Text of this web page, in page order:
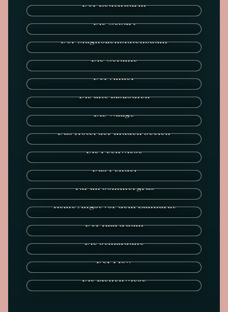
Der Leuchtturm
Die Geburt
Der Magnolienblütenbaum
Die Gefühle
Der Anker
Die alte Bibliothek
Die Waage
Das Hotel der müden Seelen
Die Feenwiese
Das Pendel
Tür im Sommergras
Keine Angst vor dem Zahnarzt
Der Klartraum
Die Schlafdüne
Der Flow
Die Bienenwiese